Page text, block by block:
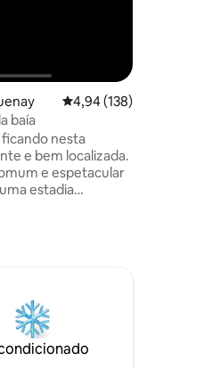
4,94 de uma avaliação
4,94 (138)
baía
ficando nesta
e bem localizada.
e espetacular
estadia
seu amor ou até
Você pode até
sua
para tornar sua
Perto de resort de